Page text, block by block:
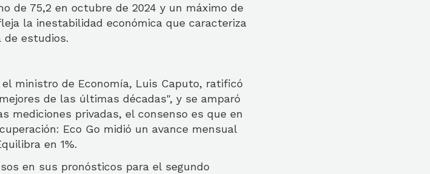
de 75,2 en octubre de 2024 y un máximo de
la inestabilidad económica que caracteriza
de estudios.
ministro de Economía, Luis Caputo, ratificó
de las últimas décadas", y se amparó
mediciones privadas, el consenso es que en
Eco Go midió un avance mensual
en 1%.
en sus pronósticos para el segundo